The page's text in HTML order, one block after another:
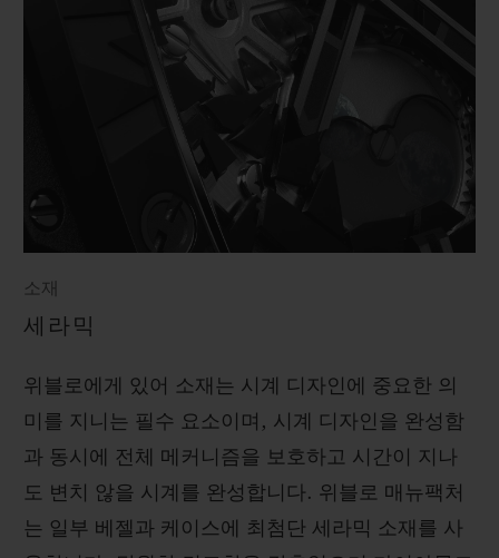
소재
세라믹
위블로에게 있어 소재는 시계 디자인에 중요한 의
미를 지니는 필수 요소이며, 시계 디자인을 완성함
과 동시에 전체 메커니즘을 보호하고 시간이 지나
도 변치 않을 시계를 완성합니다. 위블로 매뉴팩처
는 일부 베젤과 케이스에 최첨단 세라믹 소재를 사